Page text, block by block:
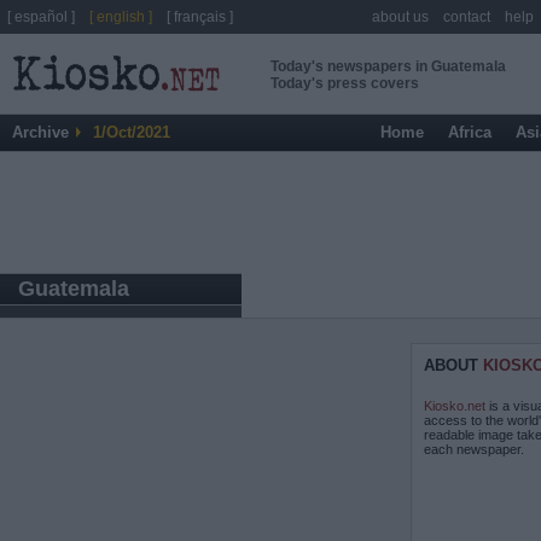
Today's newspapers in Guatemala
Today's press covers
Archive 1/Oct/2021 Home Africa
Guatemala
ABOUT
Kiosko.net is a
access to the
readable image
each newspaper.
[ español ] [ english ] [ français ] about us contact help